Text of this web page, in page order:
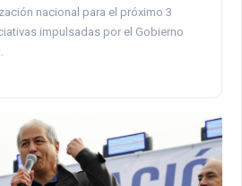
nacional para el próximo 3
impulsadas por el Gobierno